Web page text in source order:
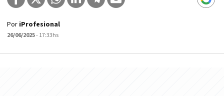
Por iProfesional
26/06/2025- 17:33hs